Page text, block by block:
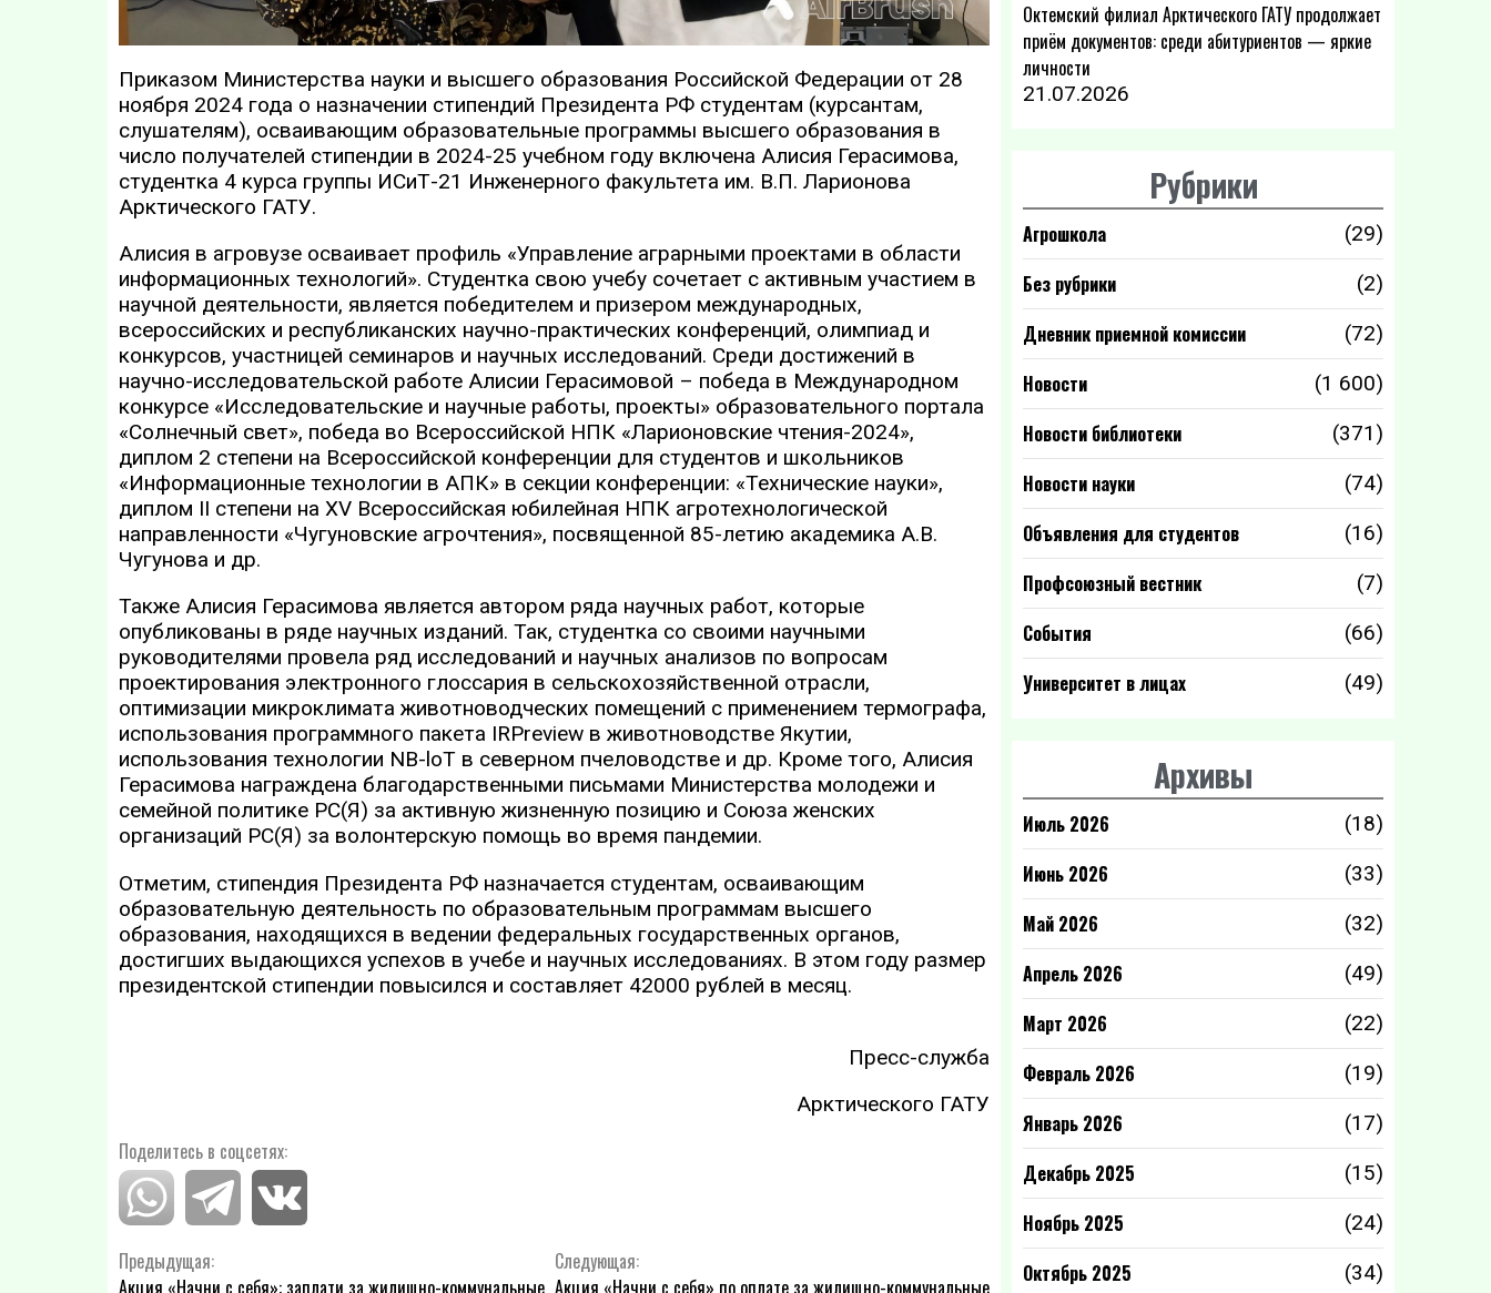
Приказом Министерства науки и высшего образования Российской Федерации от 28
ноября 2024 года о назначении стипендий Президента РФ студентам (курсантам,
слушателям), осваивающим образовательные программы высшего образования в
число получателей стипендии в 2024-25 учебном году включена Алисия Герасимова,
студентка 4 курса группы ИСиТ-21 Инженерного факультета им. В.П. Ларионова
Арктического ГАТУ.
Алисия в агровузе осваивает профиль «Управление аграрными проектами в области
информационных технологий». Студентка свою учебу сочетает с активным участием в
научной деятельности, является победителем и призером международных,
всероссийских и республиканских научно-практических конференций, олимпиад и
конкурсов, участницей семинаров и научных исследований. Среди достижений в
научно-исследовательской работе Алисии Герасимовой – победа в Международном
конкурсе «Исследовательские и научные работы, проекты» образовательного портала
«Солнечный свет», победа во Всероссийской НПК «Ларионовские чтения-2024»,
диплом 2 степени на Всероссийской конференции для студентов и школьников
«Информационные технологии в АПК» в секции конференции: «Технические науки»,
диплом II степени на XV Всероссийская юбилейная НПК агротехнологической
направленности «Чугуновские агрочтения», посвященной 85-летию академика А.В.
Чугунова и др.
Также Алисия Герасимова является автором ряда научных работ, которые
опубликованы в ряде научных изданий. Так, студентка со своими научными
руководителями провела ряд исследований и научных анализов по вопросам
проектирования электронного глоссария в сельскохозяйственной отрасли,
оптимизации микроклимата животноводческих помещений с применением термографа,
использования программного пакета IRPreview в животноводстве Якутии,
использования технологии NB-loT в северном пчеловодстве и др. Кроме того, Алисия
Герасимова награждена благодарственными письмами Министерства молодежи и
семейной политике РС(Я) за активную жизненную позицию и Союза женских
организаций РС(Я) за волонтерскую помощь во время пандемии.
Отметим, стипендия Президента РФ назначается студентам, осваивающим
образовательную деятельность по образовательным программам высшего
образования, находящихся в ведении федеральных государственных органов,
достигших выдающихся успехов в учебе и научных исследованиях. В этом году размер
президентской стипендии повысился и составляет 42000 рублей в месяц.
Пресс-служба
Арктического ГАТУ
Поделитесь в соцсетях:
Навигация
Предыдущая:
Акция «Начни с себя»: заплати за жилищно-коммунальные
Следующая:
Акция «Начни с себя» по оплате за жилищно-коммунальные
Октемский филиал Арктического ГАТУ продолжает
приём документов: среди абитуриентов — яркие
личности
21.07.2026
Рубрики
Агрошкола (29)
Без рубрики (2)
Дневник приемной комиссии (72)
Новости (1 600)
Новости библиотеки (371)
Новости науки (74)
Объявления для студентов (16)
Профсоюзный вестник (7)
События (66)
Университет в лицах (49)
Архивы
Июль 2026 (18)
Июнь 2026 (33)
Май 2026 (32)
Апрель 2026 (49)
Март 2026 (22)
Февраль 2026 (19)
Январь 2026 (17)
Декабрь 2025 (15)
Ноябрь 2025 (24)
Октябрь 2025 (34)